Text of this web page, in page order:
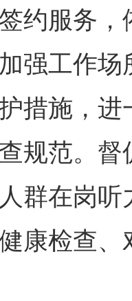
约服务
强工作
措施，
规范。
群在岗
康检查